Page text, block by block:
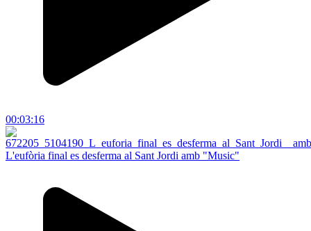
00:03:16
L'eufòria final es desferma al Sant Jordi amb "Music"